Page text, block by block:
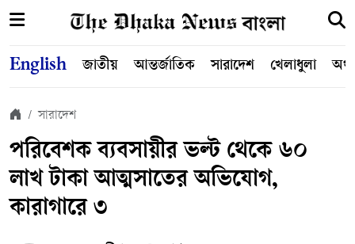
English জাতীয় আন্তর্জাতিক সারাদেশ খেলাধুলা
সারাদেশ
পরিবেশক ব্যবসায়ীর ভল্ট থেকে ৬০
লাখ টাকা আত্মসাতের অভিযোগ,
কারাগারে ৩